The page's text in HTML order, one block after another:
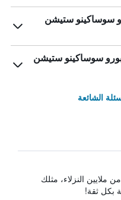
سوساكينو ستيشن
سوساكينو ستيشن
الشائعة
ملايين النزلاء، مثلك
بكل ثقة!